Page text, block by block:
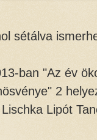
sétálva
ban "Az év
2
Lischka Lipót